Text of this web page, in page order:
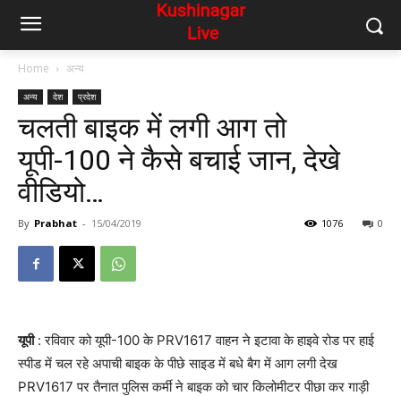
Home अन्य
अन्य देश प्रदेश
चलती बाइक में लगी आग तो
यूपी-100 ने कैसे बचाई जान, देखे
वीडियो…
By Prabhat - 15/04/2019 0
1076
यूपी: रविवार को यूपी-100 के PRV1617 वाहन ने इटावा के हाइवे रोड पर हाई
स्पीड में चल रहे अपाची बाइक के पीछे साइड में बधे बैग में आग लगी देख
PRV1617 पर तैनात पुलिस कर्मी ने बाइक को चार किलोमीटर पीछा कर गाड़ी